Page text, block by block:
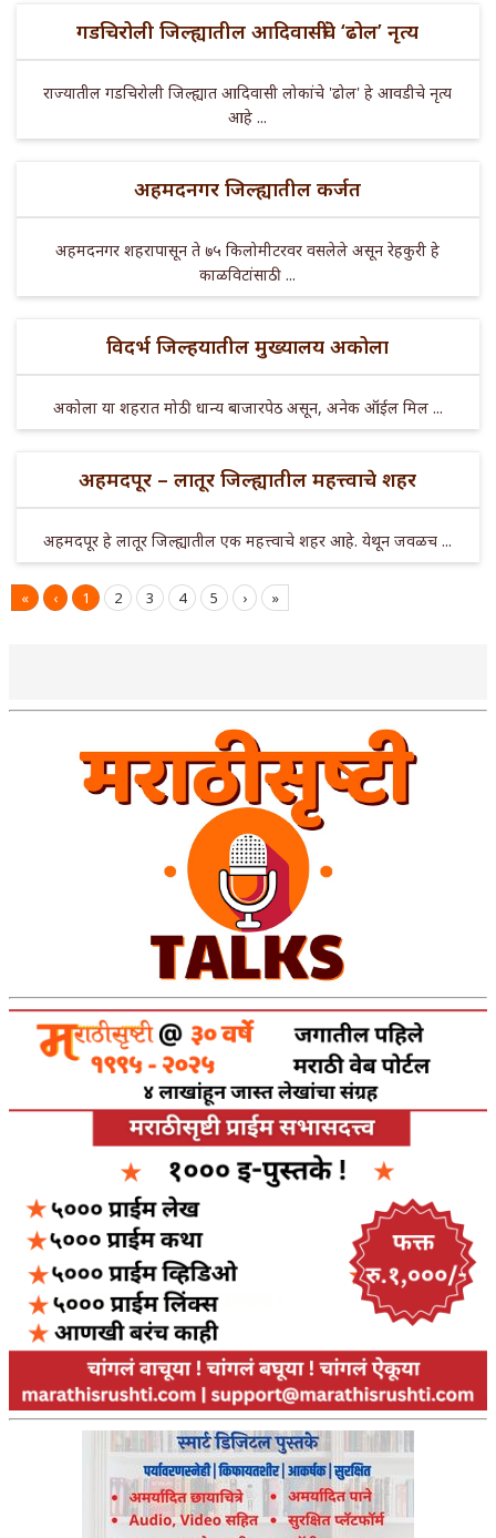
गडचिरोली जिल्ह्यातील आदिवासींचे ‘ढोल’ नृत्य
राज्यातील गडचिरोली जिल्ह्यात आदिवासी लोकांचे 'ढोल' हे आवडीचे नृत्य
आहे ...
अहमदनगर जिल्ह्यातील कर्जत
अहमदनगर शहरापासून ते ७५ किलोमीटरवर वसलेले असून रेहकुरी हे
काळविटांसाठी ...
विदर्भ जिल्हयातील मुख्यालय अकोला
अकोला या शहरात मोठी धान्य बाजारपेठ असून, अनेक ऑईल मिल ...
अहमदपूर – लातूर जिल्ह्यातील महत्त्वाचे शहर
अहमदपूर हे लातूर जिल्ह्यातील एक महत्त्वाचे शहर आहे. येथून जवळच ...
« ‹ 1 2 3 4 5 › »